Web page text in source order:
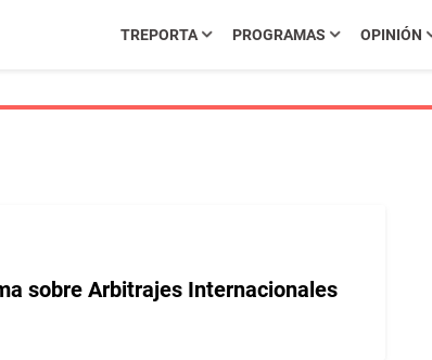
TREPORTA PROGRAMAS OPINIÓN
sobre Arbitrajes Internacionales